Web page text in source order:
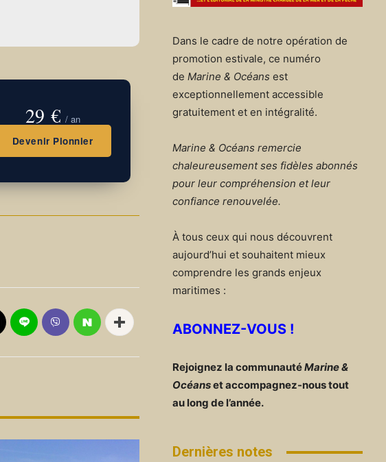
29 € / an
Devenir Pionnier
Dans le cadre de notre opération de
promotion estivale, ce numéro
de Marine & Océans est
exceptionnellement accessible
gratuitement et en intégralité.
Marine & Océans remercie
chaleureusement ses fidèles abonnés
pour leur compréhension et leur
confiance renouvelée.
À tous ceux qui nous découvrent
aujourd’hui et souhaitent mieux
comprendre les grands enjeux
maritimes :
ABONNEZ-VOUS !
Rejoignez la communautéMarine &
Océanset accompagnez-nous tout
au long de l’année.
Dernières notes